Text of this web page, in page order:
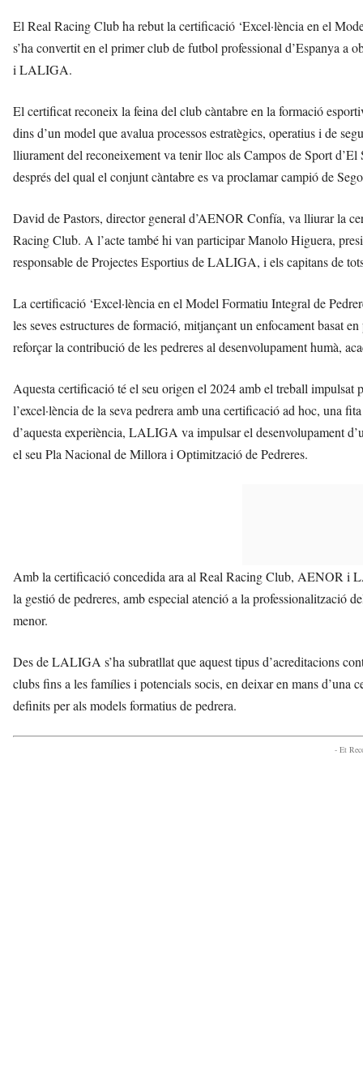
El Real Racing Club ha rebut la certificació ‘Excel·lència en el
s’ha convertit en el primer club de futbol professional d’Espanya a
i LALIGA.
El certificat reconeix la feina del club càntabre en la formació
dins d’un model que avalua processos estratègics, operatius i de
lliurament del reconeixement va tenir lloc als Campos de Sport
després del qual el conjunt càntabre es va proclamar campió de
David de Pastors, director general d’AENOR Confía, va lliurar la
Racing Club. A l’acte també hi van participar Manolo Higuera,
responsable de Projectes Esportius de LALIGA, i els capitans de
La certificació ‘Excel·lència en el Model Formatiu Integral de
les seves estructures de formació, mitjançant un enfocament basat
reforçar la contribució de les pedreres al desenvolupament humà,
Aquesta certificació té el seu origen el 2024 amb el treball
l’excel·lència de la seva pedrera amb una certificació ad hoc, una
d’aquesta experiència, LALIGA va impulsar el desenvolupament
el seu Pla Nacional de Millora i Optimització de Pedreres.
Amb la certificació concedida ara al Real Racing Club, AENOR i
la gestió de pedreres, amb especial atenció a la professionalització
menor.
Des de LALIGA s’ha subratllat que aquest tipus d’acreditacions
clubs fins a les famílies i potencials socis, en deixar en mans d’una
definits per als models formatius de pedrera.
- Et